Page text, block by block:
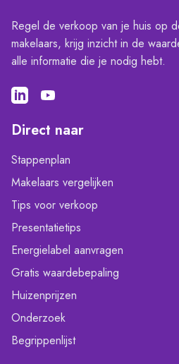
Regel de verkoop van je huis op
makelaars, krijg inzicht in de
alle informatie die je nodig hebt.
Direct naar
Stappenplan
Makelaars vergelijken
Tips voor verkoop
Presentatietips
Energielabel aanvragen
Gratis waardebepaling
Huizenprijzen
Onderzoek
Begrippenlijst